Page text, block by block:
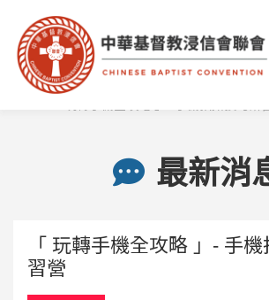
首頁
最新消
「 玩轉手機全攻略 」- 手機拍攝技巧研
習營